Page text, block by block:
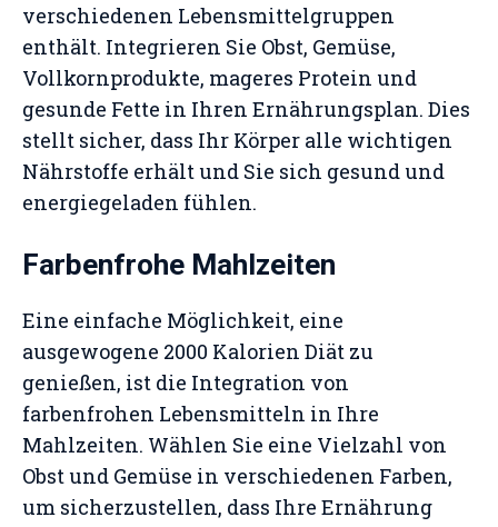
verschiedenen Lebensmittelgruppen
enthält. Integrieren Sie Obst, Gemüse,
Vollkornprodukte, mageres Protein und
gesunde Fette in Ihren Ernährungsplan. Dies
stellt sicher, dass Ihr Körper alle wichtigen
Nährstoffe erhält und Sie sich gesund und
energiegeladen fühlen.
Farbenfrohe Mahlzeiten
Eine einfache Möglichkeit, eine
ausgewogene 2000 Kalorien Diät zu
genießen, ist die Integration von
farbenfrohen Lebensmitteln in Ihre
Mahlzeiten. Wählen Sie eine Vielzahl von
Obst und Gemüse in verschiedenen Farben,
um sicherzustellen, dass Ihre Ernährung